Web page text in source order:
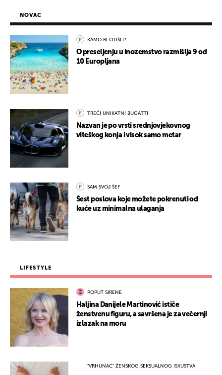
NOVAC
KAMO BI OTIŠLI?
O preseljenju u inozemstvo razmišlja 9 od
10 Europljana
TREĆI UNIKATNI BUGATTI
Nazvan je po vrsti srednjovjekovnog
viteškog konja i visok samo metar
SAM SVOJ ŠEF
Šest poslova koje možete pokrenuti od
kuće uz minimalna ulaganja
LIFESTYLE
POPUT SIRENE
Haljina Danijele Martinović ističe
ženstvenu figuru, a savršena je za večernji
izlazak na moru
"VRHUNAC" ŽENSKOG SEKSUALNOG ISKUSTVA